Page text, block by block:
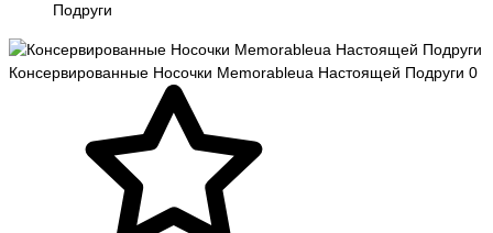
Подруги
Консервированные Носочки Memorableua Настоящей Подруги 0